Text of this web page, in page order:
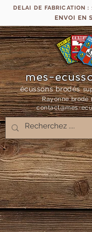
DELAI DE FABRICATION
ENVOI EN
mes-
écussons brodés
Rayonne brodé
contact@mes-